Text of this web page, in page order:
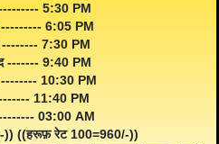
5:30 PM
--------- 6:05 PM
-------- 7:30 PM
------- 9:40 PM
-------- 10:30 PM
11:40 PM
03:00 AM
)) ((हरूफ़ रेट 100=960/-))